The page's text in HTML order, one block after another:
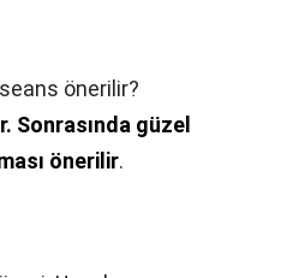
önerilir?
Sonrasında güzel
önerilir.